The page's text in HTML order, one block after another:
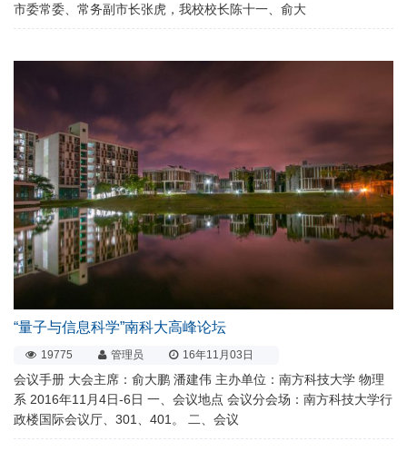
市委常委、常务副市长张虎，我校校长陈十一、俞大
“量子与信息科学”南科大高峰论坛
19775 管理员 16年11月03日
会议手册 大会主席：俞大鹏 潘建伟 主办单位：南方科技大学 物理
系 2016年11月4日-6日 一、会议地点 会议分会场：南方科技大学行
政楼国际会议厅、301、401。 二、会议